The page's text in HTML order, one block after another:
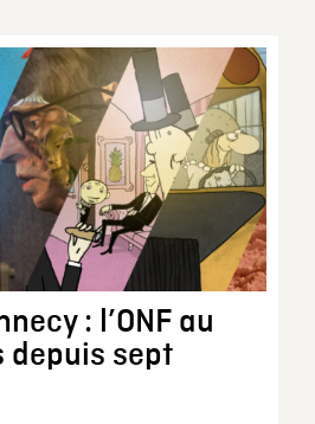
: l’ONF au
depuis sept